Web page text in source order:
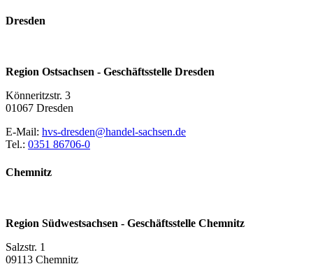
Dresden
Region Ostsachsen - Geschäftsstelle Dresden
Könneritzstr. 3
01067 Dresden
E-Mail: hvs-dresden@handel-sachsen.de
Tel.: 0351 86706-0
Chemnitz
Region Südwestsachsen - Geschäftsstelle Chemnitz
Salzstr. 1
09113 Chemnitz